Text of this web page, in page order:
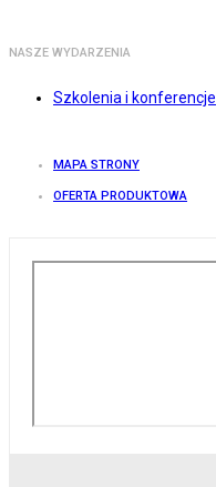
NASZE WYDARZENIA
Szkolenia i konferencje
MAPA STRONY
OFERTA PRODUKTOWA